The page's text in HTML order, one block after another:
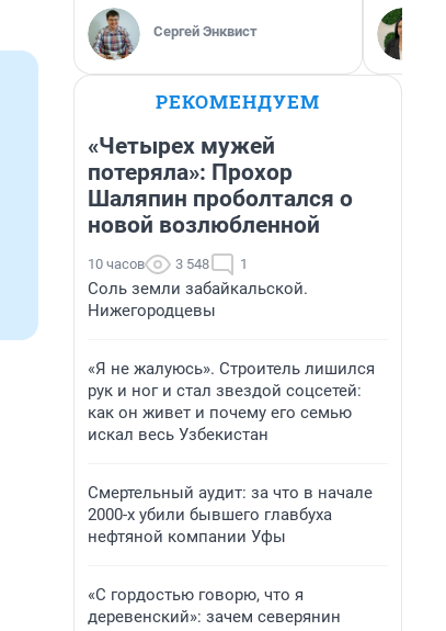
Сергей Энквист
РЕКОМЕНДУЕМ
«Четырех мужей
потеряла»: Прохор
Шаляпин проболтался о
новой возлюбленной
10 часов 3 548 1
Соль земли забайкальской.
Нижегородцевы
«Я не жалуюсь». Строитель лишился
рук и ног и стал звездой соцсетей:
как он живет и почему его семью
искал весь Узбекистан
Смертельный аудит: за что в начале
2000-х убили бывшего главбуха
нефтяной компании Уфы
«С гордостью говорю, что я
деревенский»: зачем северянин